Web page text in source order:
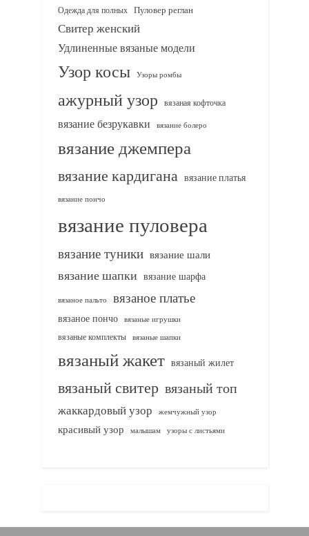
Одежда для полных Пуловер реглан
Свитер женский
Удлиненные вязаные модели
Узор косы Узоры ромбы
ажурный узор вязаная кофточка
вязание безрукавки вязание болеро
вязание джемпера
вязание кардигана вязание платья
вязание пончо
вязание пуловера
вязание туники вязание шали
вязание шапки вязание шарфа
вязаное пальто вязаное платье
вязаное пончо вязаные игрушки
вязаные комплекты
вязаные шапки
вязаный жакет вязаный жилет
вязаный свитер вязаный топ
жаккардовый узор жемчужный узор
красивый узор малышам узоры с листьями